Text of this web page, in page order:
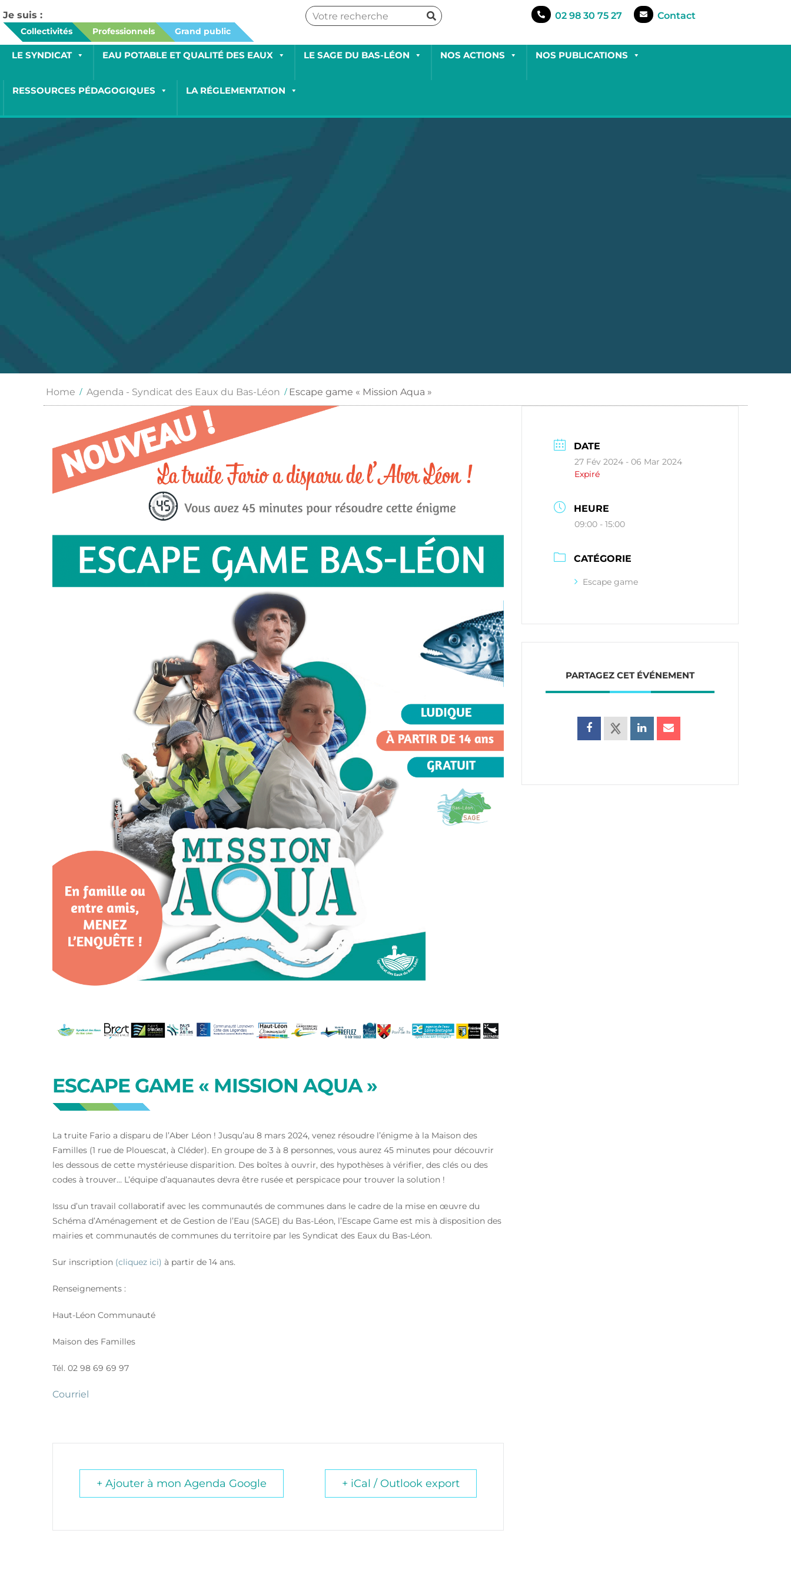
Je suis :
Collectivités Professionnels Grand public
02 98 30 75 27 Contact
LE SYNDICAT EAU POTABLE ET QUALITÉ DES EAUX LE SAGE DU BAS-LÉON NOS ACTIONS NOS PUBLICATIONS
RESSOURCES PÉDAGOGIQUES LA RÉGLEMENTATION
Home Agenda - Syndicat des Eaux du Bas-Léon Escape game « Mission Aqua »
ESCAPE GAME « MISSION AQUA »
La truite Fario a disparu de l’Aber Léon ! Jusqu’au 8 mars 2024, venez résoudre l’énigme à la Maison des
Familles (1 rue de Plouescat, à Cléder). En groupe de 3 à 8 personnes, vous aurez 45 minutes pour découvrir
les dessous de cette mystérieuse disparition. Des boîtes à ouvrir, des hypothèses à vérifier, des clés ou des
codes à trouver… L’équipe d’aquanautes devra être rusée et perspicace pour trouver la solution !
Issu d’un travail collaboratif avec les communautés de communes dans le cadre de la mise en œuvre du
Schéma d’Aménagement et de Gestion de l’Eau (SAGE) du Bas-Léon, l’Escape Game est mis à disposition des
mairies et communautés de communes du territoire par les Syndicat des Eaux du Bas-Léon.
Sur inscription (cliquez ici) à partir de 14 ans.
Renseignements :
Haut-Léon Communauté
Maison des Familles
Tél. 02 98 69 69 97
Courriel
+ Ajouter à mon Agenda Google + iCal / Outlook export
DATE
27 Fév 2024 - 06 Mar 2024
Expiré
HEURE
09:00 - 15:00
CATÉGORIE
Escape game
PARTAGEZ CET ÉVÉNEMENT